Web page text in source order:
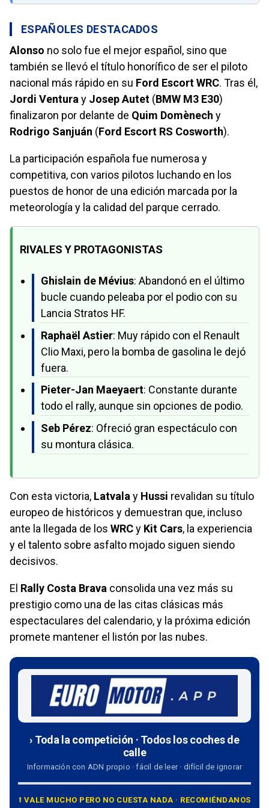
ESPAÑOLES DESTACADOS
Alonso no solo fue el mejor español, sino que
también se llevó el título honorífico de ser el piloto
nacional más rápido en su Ford Escort WRC. Tras él,
Jordi Ventura y Josep Autet (BMW M3 E30)
finalizaron por delante de Quim Domènech y
Rodrigo Sanjuán (Ford Escort RS Cosworth).
La participación española fue numerosa y
competitiva, con varios pilotos luchando en los
puestos de honor de una edición marcada por la
meteorología y la calidad del parque cerrado.
RIVALES Y PROTAGONISTAS
Ghislain de Mévius: Abandonó en el último
bucle cuando peleaba por el podio con su
Lancia Stratos HF.
Raphaël Astier: Muy rápido con el Renault
Clio Maxi, pero la bomba de gasolina le dejó
fuera.
Pieter-Jan Maeyaert: Constante durante
todo el rally, aunque sin opciones de podio.
Seb Pérez: Ofreció gran espectáculo con
su montura clásica.
Con esta victoria, Latvala y Hussi revalidan su título
europeo de históricos y demuestran que, incluso
ante la llegada de los WRCy Kit Cars, la experiencia
y el talento sobre asfalto mojado siguen siendo
decisivos.
El Rally Costa Brava consolida una vez más su
prestigio como una de las citas clásicas más
espectaculares del calendario, y la próxima edición
promete mantener el listón por las nubes.
› Toda la competición · Todos los coches de
calle
Información con ADN propio · fácil de leer · difícil de ignorar
⭡ VALE MUCHO PERO NO CUESTA NADA · RECOMIÉNDANOS